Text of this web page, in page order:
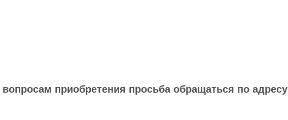
приобретения просьба обращаться по адресу